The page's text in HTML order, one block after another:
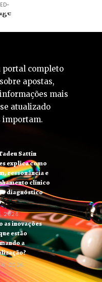
portal completo
apostas,
mais
atualizado
importam.
Sattin
explica como
ressonância e
clínico
o diagnóstico
2026
as inovações
estão
a
2026